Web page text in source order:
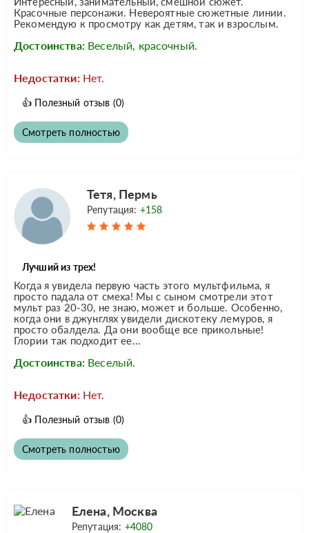
Красочные персонажи. Невероятные сюжетные линии.
Рекомендую к просмотру как детям, так и взрослым.
Достоинства: Веселый, красочный.
Недостатки: Нет.
👍 Полезный отзыв (0)
Смотреть полностью
Тетя, Пермь
Репутация: +158
Лучший из трех!
Когда я увидела первую часть этого мультфильма, я
просто падала от смеха! Мы с сыном смотрели этот
мульт раз 20-30, не знаю, может и больше. Особенно,
когда они в джунглях увидели дискотеку лемуров, я
просто обалдела. Да они вообще все прикольные!
Глории так подходит ее...
Достоинства: Веселый.
Недостатки: Нет.
👍 Полезный отзыв (0)
Смотреть полностью
Елена, Москва
Репутация: +4080